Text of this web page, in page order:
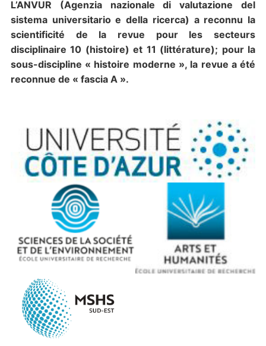
L’ANVUR (Agenzia nazionale di valutazione del
sistema universitario e della ricerca) a reconnu la
scientificité de la revue pour les secteurs
disciplinaire 10 (histoire) et 11 (littérature); pour la
sous-discipline « histoire moderne », la revue a été
reconnue de « fascia A ».